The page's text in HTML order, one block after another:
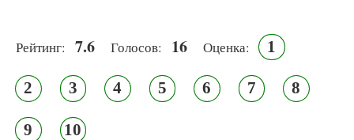
Рейтинг: 7.6 Голосов: 16 Оценка: 1
2 3 4 5 6 7 8
9 10